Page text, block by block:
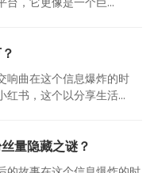
响曲在这个信息爆炸的时
书，这个以分享生活...
量隐藏之谜？